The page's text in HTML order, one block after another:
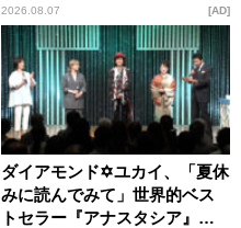
2026.08.07 AD
ダイアモンド✡ユカイ、「夏休
みに読んでみて」世界的ベス
トセラー『アナスタシア』を